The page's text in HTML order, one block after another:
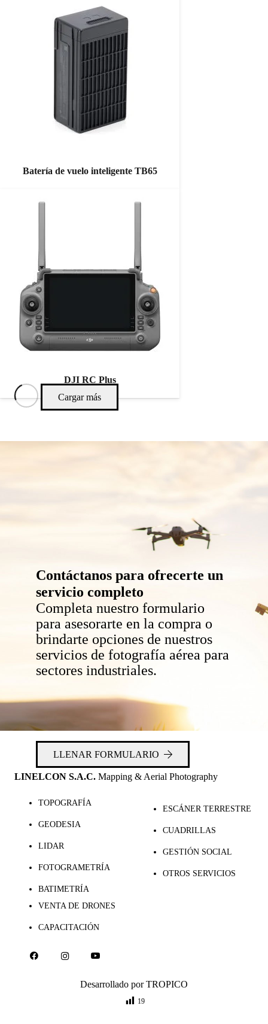
Batería de vuelo inteligente TB65
DJI RC Plus
Cargar más
Contáctanos para ofrecerte un
servicio completo
Completa nuestro formulario
para asesorarte en la compra o
brindarte opciones de nuestros
servicios de fotografía aérea para
sectores industriales.
LLENAR FORMULARIO
LINELCON S.A.C. Mapping & Aerial Photography
TOPOGRAFÍA
GEODESIA
LIDAR
FOTOGRAMETRÍA
BATIMETRÍA
ESCÁNER TERRESTRE
CUADRILLAS
GESTIÓN SOCIAL
OTROS SERVICIOS
VENTA DE DRONES
CAPACITACIÓN
Desarrollado porTROPICO
19